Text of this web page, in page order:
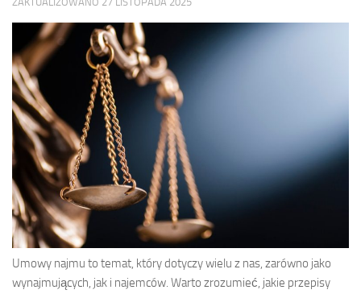
Umowy najmu to temat, który dotyczy wielu z nas, zarówno jako
wynajmujących, jak i najemców. Warto zrozumieć, jakie przepisy